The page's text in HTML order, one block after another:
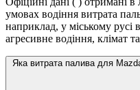
умовах водіння витрата
наприклад, у міському русі
агресивне водіння, клімат
Яка витрата палива для